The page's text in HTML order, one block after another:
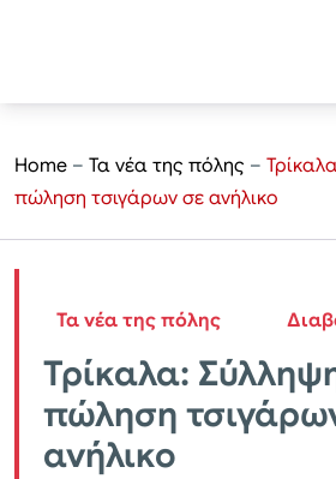
Home – Τα νέα της πόλης –
πώληση τσιγάρων σε ανήλικο
Τα νέα της πόλης
Τρίκαλα:
πώληση
ανήλικο